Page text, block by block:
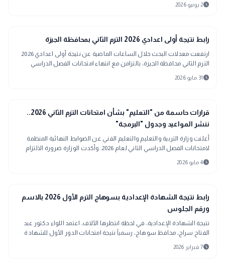
schedule2 يونيو 2026
school
مدارس وجامعات
رابط نتيجة أولى اعدادي 2026 الترم الثاني بمحافظة الجيزة
ارتفعت معدلات البحث خلال الساعات الماضية عن نتيجة أولى اعدادي 2026
الترم الثاني محافظة الجيزة، بالتزامن مع انتهاء امتحانات الفصل الدراسي
الثاني وترقب
schedule31 مايو 2026
bolt
عاجل
قرارات حاسمة من "التعليم" بشأن امتحانات الترم الثاني 2026..
ننشر المواعيد وجدول "البرمجة"
أعلنت وزارة التربية والتعليم والتعليم الفني عن الضوابط النهائية المنظمة
لامتحانات الفصل الدراسي الثاني لعام 2026. وأكدت الوزارة ضرورة الالتزام
التام بمواصفات الورقة الامتحانية الصادرة عن المركز القومي للامتحانات، مع
schedule4 مايو 2026
school
مدارس وجامعات
رابط نتيجة الشهادة الإعدادية بسوهاج الترم الأول 2026 بالاسم
ورقم الجلوس
نتيجة الشهادة الإعدادية، في لحظة انتظرها الآلاف، اعتمد اللواء دكتور عبد
الفتاح سراج، محافظ سوهاج، رسمياً نتيجة امتحانات الدور الأول للشهادة
الإعدادية
schedule7 فبراير 2026